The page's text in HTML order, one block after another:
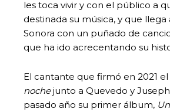
les toca vivir y con el público a
destinada su música, y que llega
Sonora con un puñado de
que ha ido acrecentando su
El cantante que firmó en 2021
nochejunto a Quevedo y
pasado año su primer álbum,